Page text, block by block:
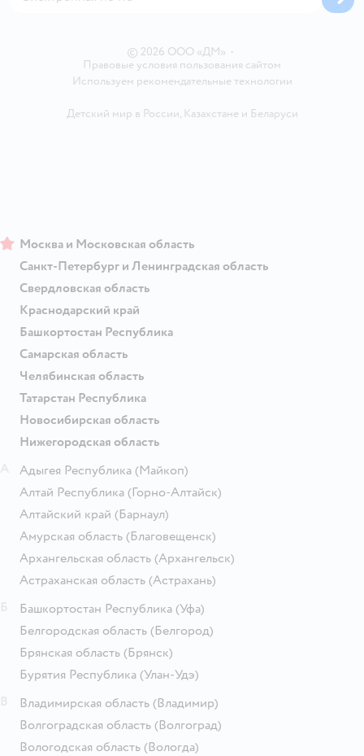
© 2026 ООО «ДМ» •
Правовые условия пользования сайтом
Используем рекомендательные технологии
Детский мир в России, Казахстанеи Беларуси
Москва и Московская область
Санкт-Петербург и Ленинградская область
Свердловская область
Краснодарский край
Башкортостан Республика
Самарская область
Челябинская область
Татарстан Республика
Новосибирская область
Нижегородская область
Адыгея Республика (Майкоп)
Алтай Республика (Горно-Алтайск)
Алтайский край (Барнаул)
Амурская область (Благовещенск)
Архангельская область (Архангельск)
Астраханская область (Астрахань)
Башкортостан Республика (Уфа)
Белгородская область (Белгород)
Брянская область (Брянск)
Бурятия Республика (Улан-Удэ)
Владимирская область (Владимир)
Волгоградская область (Волгоград)
Вологодская область (Вологда)